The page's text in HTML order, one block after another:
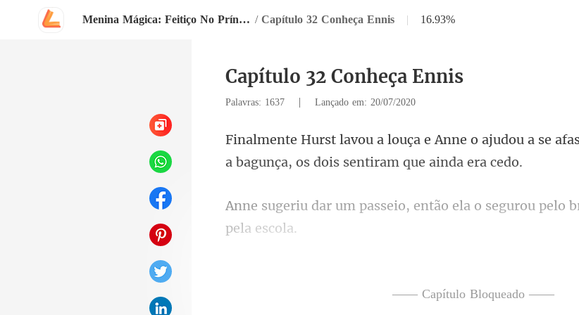
Menina Mágica: Feitiço No Príncipe Vampiro / Capítulo 32 Conheça Ennis | 16.93%
Capítulo 32 Conheça Ennis
Palavras: 1637 | Lançado em: 20/07/2020
udou a se
a bagu
ntão ela o segurou pelo
—— Capítulo Bloqueado ——